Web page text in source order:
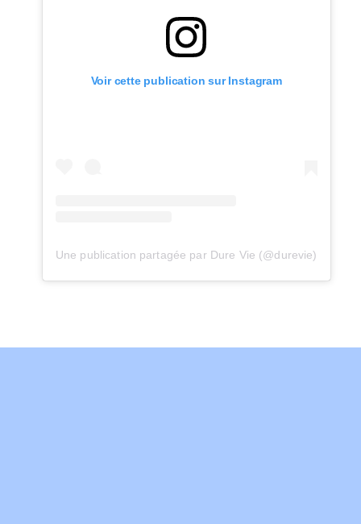
Voir cette publication sur Instagram
Une publication partagée par Dure Vie (@durevie)